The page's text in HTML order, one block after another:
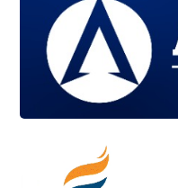
आर्थिक
मनोरञ्जन